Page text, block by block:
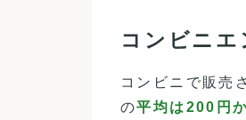
コンビニエ
コンビニで販売
の平均は200円